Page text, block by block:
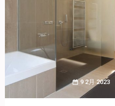
9 2月 2023